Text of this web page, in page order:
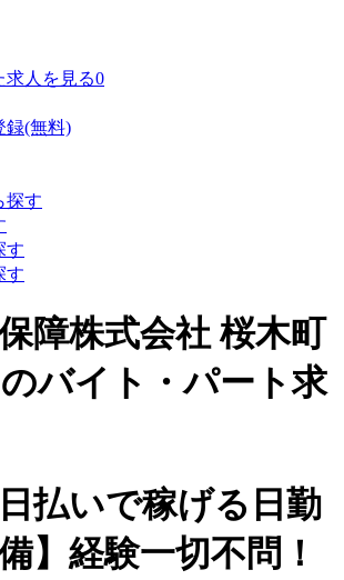
求人を見る0
録(無料)
探す
す
す
障株式会社 桜木町
バイト・パート求
払いで稼げる日勤
】経験一切不問！